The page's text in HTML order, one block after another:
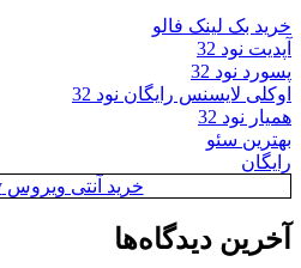
خرید بک لینک فالو
آپدیت نود 32
پسورد نود 32
اوکلی لایسنس رایگان نود 32
همیار نود 32
بهترین سئو
رایگان
خرید آنتی ویروس Kaspersky
آخرین دیدگاه‌ها